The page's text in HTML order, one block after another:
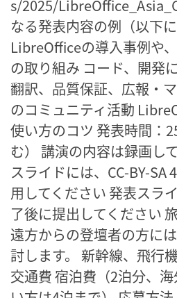
s/2025/
なる発表内容の例（以下
LibreOfficeの導入事例や
の取り組み コード、開発
翻訳、品質保証、広報・
のコミュニティ活動
使い方のコツ 発表時間：
む） 講演の内容は録画し
スライドには、CC-BY-SA
用してください 発表スラ
了後に提出してください
遠方からの登壇者の方に
討します。 新幹線、飛行
交通費 宿泊費（2泊分、